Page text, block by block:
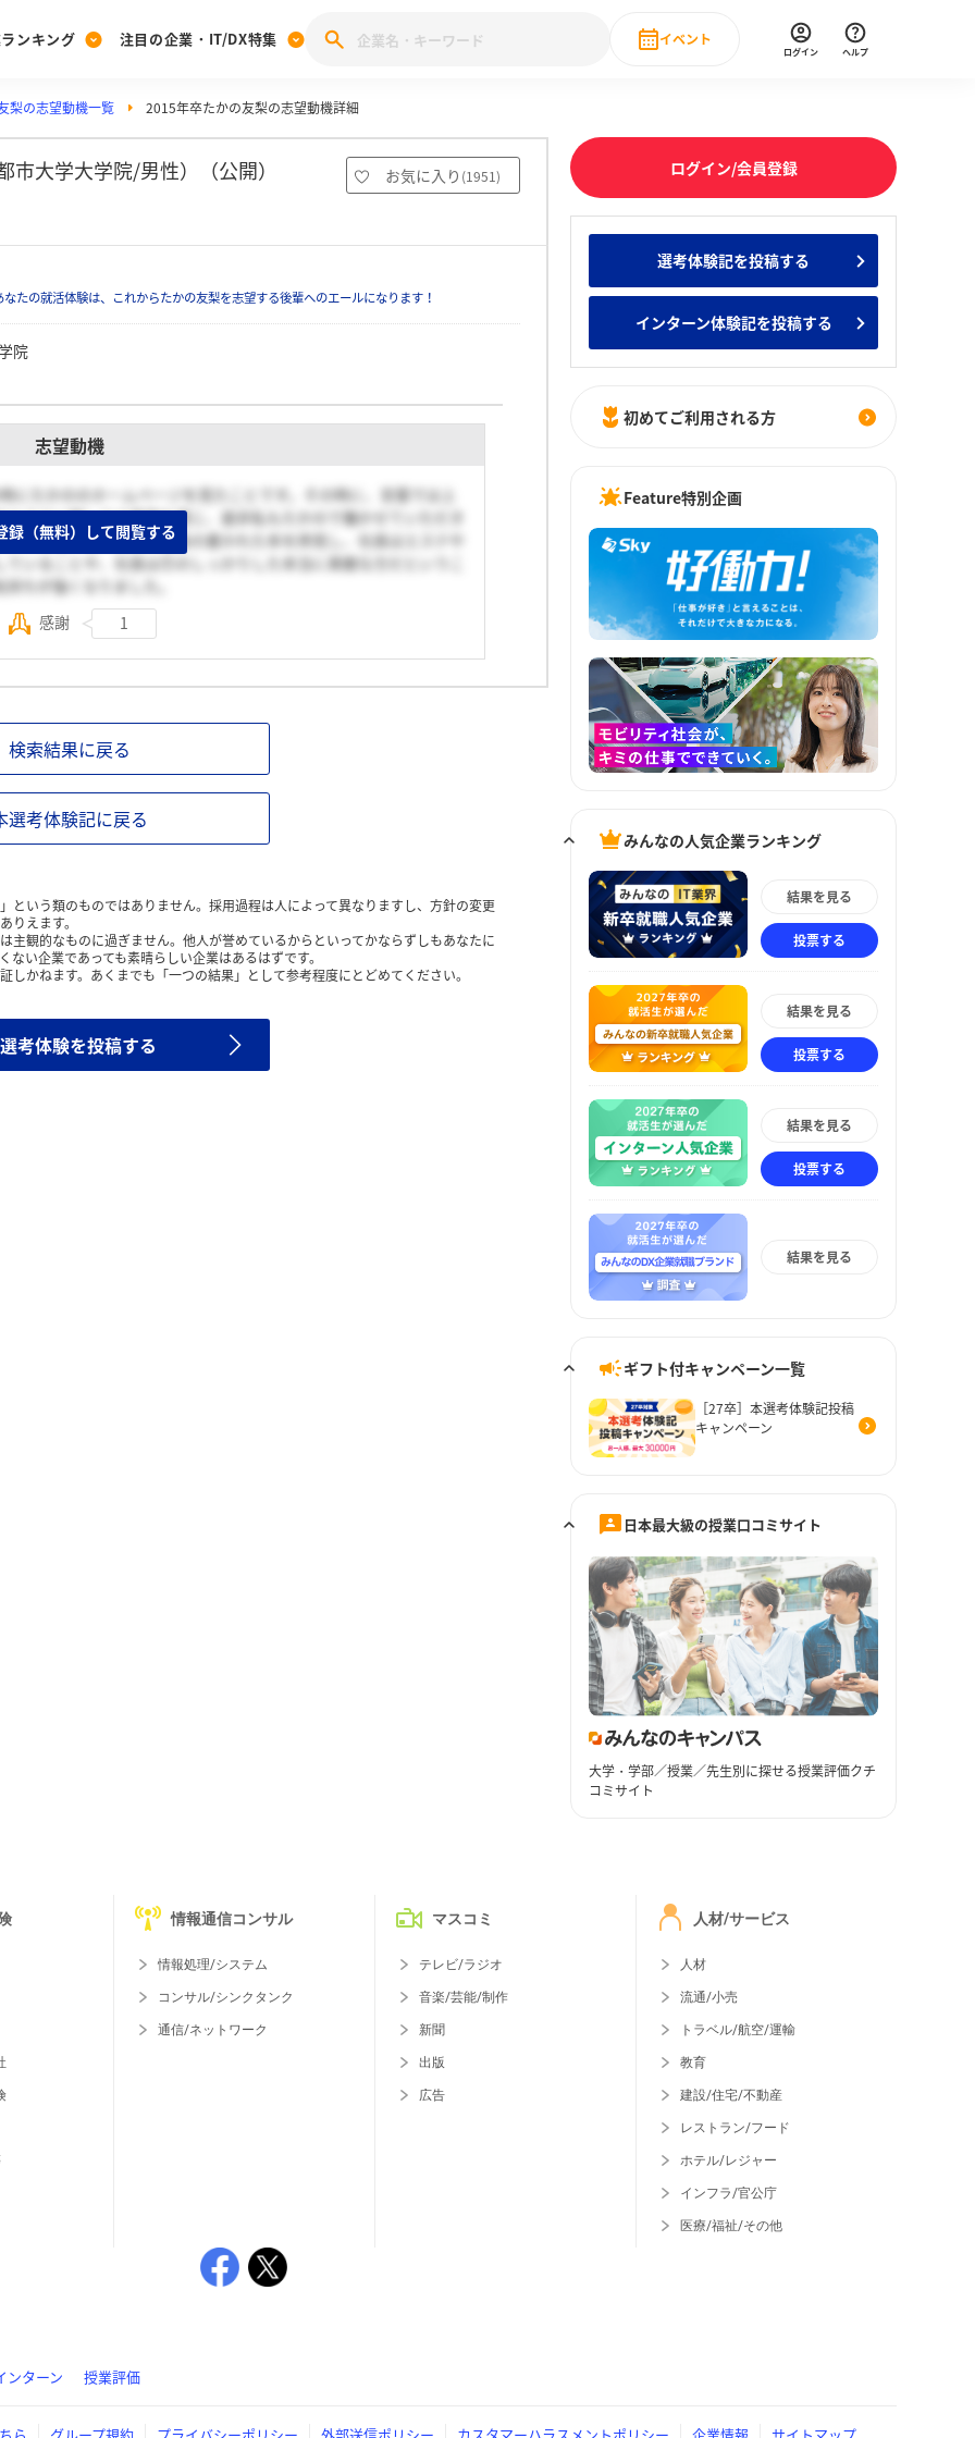
[27卒] 本選考体験記投稿キャンペーン
ンキング
みんなのDX企業就職ブランド調査
みんなの新卒就職人気企業ランキング みんなのインターン人気企業ランキ
注目の企業・IT/DX特集
28卒 IT・DX現場社員インタビュー
イベント
直近のイベント一覧
ログイン ヘルプ
梨の志望動機一覧 2015年卒たかの友梨の志望動機詳細
大学大学院/男性）（公開） お気に入り (1951)
たの就活体験は、これからたかの友梨を志望する後輩へのエールになります！
院
志望動機
にたかののホームページを見たことです。その時に、言葉では上
ステに関しての愛情を感じ、是非私もたかので働かせていただき
その後、資料請求や社長の書かれた本を拝見し、社長はエステや
いることや、社長は芯のしっかりした本当に素敵な方だというこ
ちが強くなりました。
録（無料）して閲覧する
感謝 1
検索結果に戻る
選考体験記に戻る
という類のものではありません。採用過程は人によって異なりますし、方針の変更
りえます。
主観的なものに過ぎません。他人が誉めているからといってかならずしもあなたに
い企業であっても素晴らしい企業はあるはずです。
かねます。あくまでも「一つの結果」として参考程度にとどめてください。
考体験を投稿する
ログイン/会員登録
選考体験記を投稿する
インターン体験記を投稿する
初めてご利用される方
Feature特別企画
みんなの人気企業ランキング
結果を見る
投票する
結果を見る
投票する
結果を見る
投票する
結果を見る
ギフト付キャンペーン一覧
［27卒］本選考体験記投稿
キャンペーン
日本最大級の授業口コミサイト
大学・学部／授業／先生別に探せる授業評価クチ
コミサイト
情報通信コンサル
情報処理/システム
コンサル/シンクタンク
通信/ネットワーク
マスコミ
テレビ/ラジオ
音楽/芸能/制作
新聞
出版
広告
人材/サービス
人材
流通/小売
トラベル/航空/運輸
教育
建設/住宅/不動産
レストラン/フード
ホテル/レジャー
インフラ/官公庁
医療/福祉/その他
ンターン 授業評価